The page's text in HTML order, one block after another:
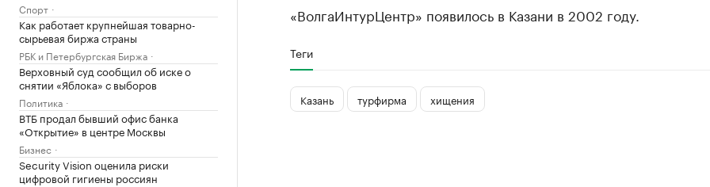
Спорт
Как работает крупнейшая товарно-
сырьевая биржа страны
РБК и Петербургская Биржа
Верховный суд сообщил об иске о
снятии «Яблока» с выборов
Политика
ВТБ продал бывший офис банка
«Открытие» в центре Москвы
Бизнес
Security Vision оценила риски
цифровой гигиены россиян
«ВолгаИнтурЦентр» появилось в Казани в 2002 году.
Теги
Казань турфирма хищения